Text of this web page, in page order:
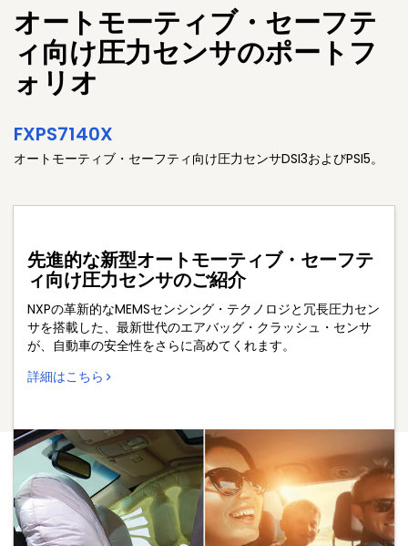
オートモーティブ・セーフテ
ィ向け圧力センサのポートフ
ォリオ
FXPS7140X
オートモーティブ・セーフティ向け圧力センサDSI3およびPSI5。
先進的な新型オートモーティブ・セーフテ
ィ向け圧力センサのご紹介
NXPの革新的なMEMSセンシング・テクノロジと冗長圧力セン
サを搭載した、最新世代のエアバッグ・クラッシュ・センサ
が、自動車の安全性をさらに高めてくれます。​
詳細はこちら